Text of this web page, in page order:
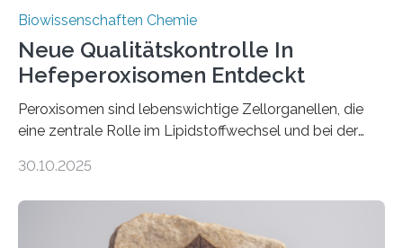
Biowissenschaften Chemie
Neue Qualitätskontrolle In
Hefeperoxisomen Entdeckt
Peroxisomen sind lebenswichtige Zellorganellen, die
eine zentrale Rolle im Lipidstoffwechsel und bei der
erfüllen können, müssen zahlreiche Enzyme präzise in
der Ruhr-Universität Bochum um Prof. Dr. Ralf Erdmann
und Dr. Ismaila Francis Yusuf hat nun einen bislang
30.10.2025